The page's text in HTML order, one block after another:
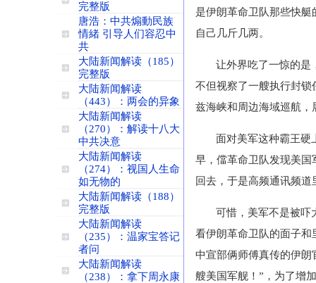
完整版
唐浩：中共煽動民族
情緒 引导人们容忍中
共
大陆新闻解读（185）
完整版
大陆新闻解读
（443）：两会的异象
大陆新闻解读
（270）：解读十八大
中共决意
大陆新闻解读
（274）：视国人生命
如无物的
大陆新闻解读（188）
完整版
大陆新闻解读
（235）：温家宝答记
者问
大陆新闻解读
（238）：拿下周永康
是伊朗革命卫队那些快
自己几斤几两。
让外界吃了一惊的是
不但视察了一艘执行封
兹海峡和周边海域巡航
面对美军这种霸王硬
早，儅革命卫队发现美
回去，于是高频通讯频
可惜，美军不是被吓
看伊朗革命卫队的面子
中宣部俩师傅真传的伊朗
艘美国军舰！”，为了增